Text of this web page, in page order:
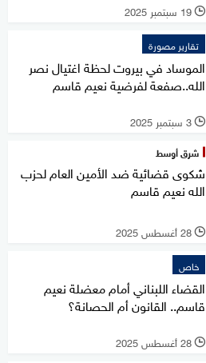
l 19 سبتمبر 2025
تقارير مصورة
الموساد في بيروت لحظة اغتيال نصر
الله..صفعة لفرضية نعيم قاسم
l 3 سبتمبر 2025
شرق أوسط
شكوى قضائية ضد الأمين العام لحزب
الله نعيم قاسم
l 28 أغسطس 2025
خاص
القضاء اللبناني أمام معضلة نعيم
قاسم.. القانون أم الحصانة؟
l 28 أغسطس 2025